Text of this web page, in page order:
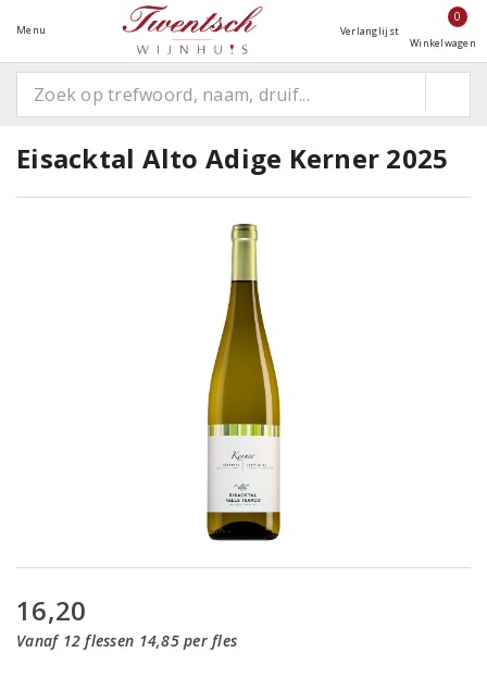
Menu Verlanglijst
0
Winkelwagen
Eisacktal Alto Adige Kerner 2025
16,20
Vanaf 12 flessen 14,85 per fles